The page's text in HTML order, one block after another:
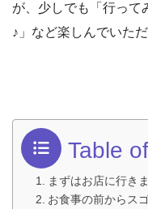
が、少しでも「行って
♪」など楽しんでいた
Table
まずはお店に行き
お食事の前からス